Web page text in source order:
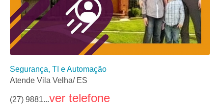
Segurança, TI e Automação
Atende Vila Velha/ ES
(27) 9881...ver telefone